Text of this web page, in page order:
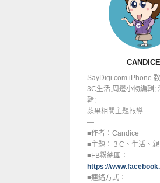
CANDICE
SayDigi.com iPhone
3C生活,周邊小物編輯;
輯;
蘋果相關主題報導.
—
■作者：Candice
■主題：３C、生活、
■FB粉絲團：
https://
■連絡方式：